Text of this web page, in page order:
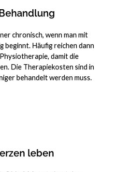
chronisch, wenn man mit
beginnt. Häufig reichen dann
damit die
Die Therapiekosten sind in
behandelt werden muss.
leben